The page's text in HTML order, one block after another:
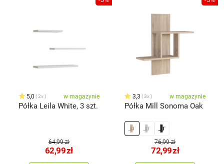
5,0 2x w magazynie
Półka Leila White, 3 szt.
64,99 zł
62,99zł
3,3 3x w magazynie
Półka Mill Sonoma Oak
76,99 zł
72,99zł